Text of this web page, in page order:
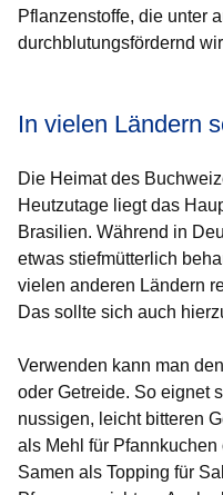
Pflanzenstoffe, die unter
durchblutungsfördernd
In vielen Ländern
Die Heimat des
Heutzutage liegt das
Brasilien. Während in
etwas stiefmütterlich
vielen anderen Ländern
Das sollte sich auch
Verwenden kann man
oder Getreide. So eignet
nussigen, leicht bitteren
als Mehl für
Samen als Topping für